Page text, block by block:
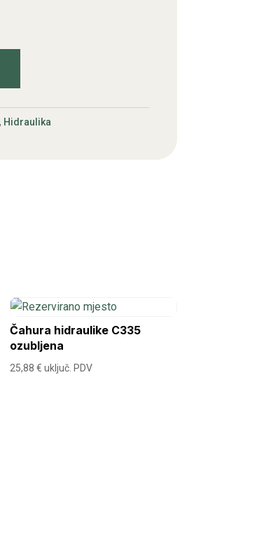
, Hidraulika
Čahura hidraulike C335
ozubljena
25,88€ uključ. PDV